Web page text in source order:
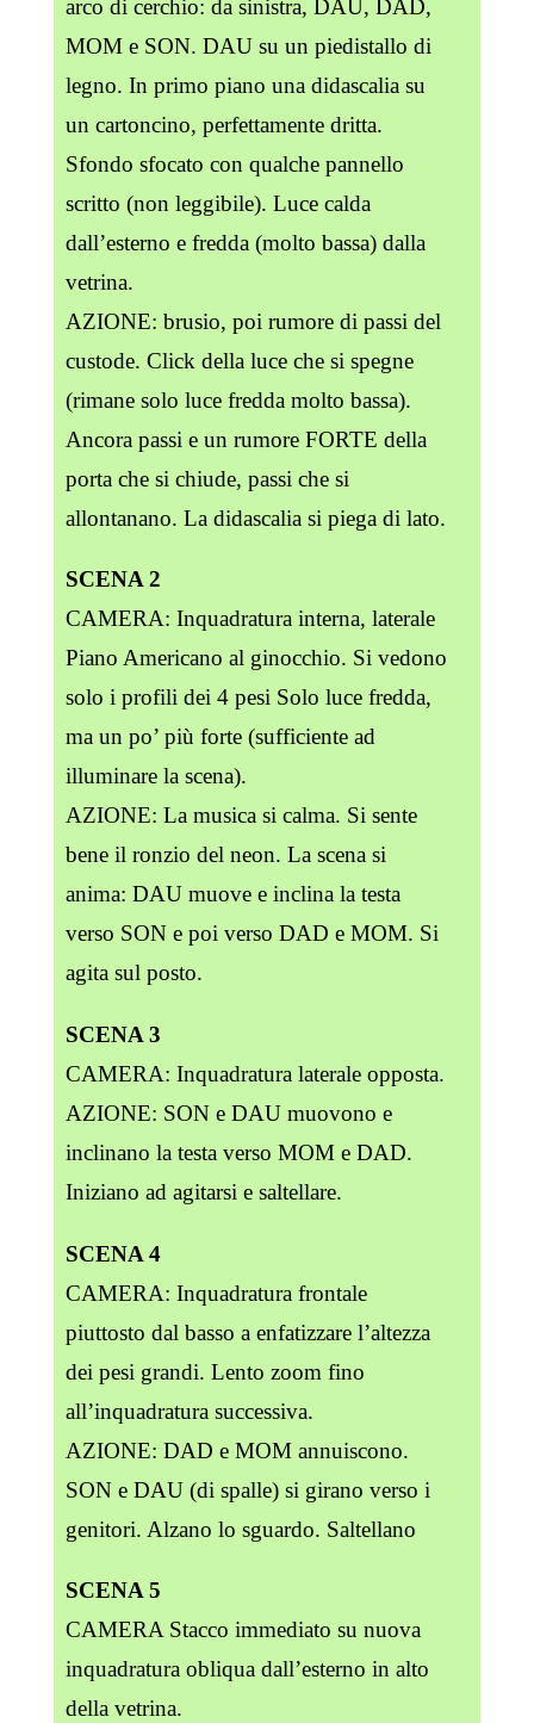
arco di cerchio: da sinistra, DAU, DAD,
MOM e SON. DAU su un piedistallo di
legno. In primo piano una didascalia su
un cartoncino, perfettamente dritta.
Sfondo sfocato con qualche pannello
scritto (non leggibile). Luce calda
dall’esterno e fredda (molto bassa) dalla
vetrina.
AZIONE: brusio, poi rumore di passi del
custode. Click della luce che si spegne
(rimane solo luce fredda molto bassa).
Ancora passi e un rumore FORTE della
porta che si chiude, passi che si
allontanano. La didascalia si piega di lato.
SCENA 2
CAMERA: Inquadratura interna, laterale
Piano Americano al ginocchio. Si vedono
solo i profili dei 4 pesi Solo luce fredda,
ma un po’ più forte (sufficiente ad
illuminare la scena).
AZIONE: La musica si calma. Si sente
bene il ronzio del neon. La scena si
anima: DAU muove e inclina la testa
verso SON e poi verso DAD e MOM. Si
agita sul posto.
SCENA 3
CAMERA: Inquadratura laterale opposta.
AZIONE: SON e DAU muovono e
inclinano la testa verso MOM e DAD.
Iniziano ad agitarsi e saltellare.
SCENA 4
CAMERA: Inquadratura frontale
piuttosto dal basso a enfatizzare l’altezza
dei pesi grandi. Lento zoom fino
all’inquadratura successiva.
AZIONE: DAD e MOM annuiscono.
SON e DAU (di spalle) si girano verso i
genitori. Alzano lo sguardo. Saltellano
SCENA 5
CAMERA Stacco immediato su nuova
inquadratura obliqua dall’esterno in alto
della vetrina.